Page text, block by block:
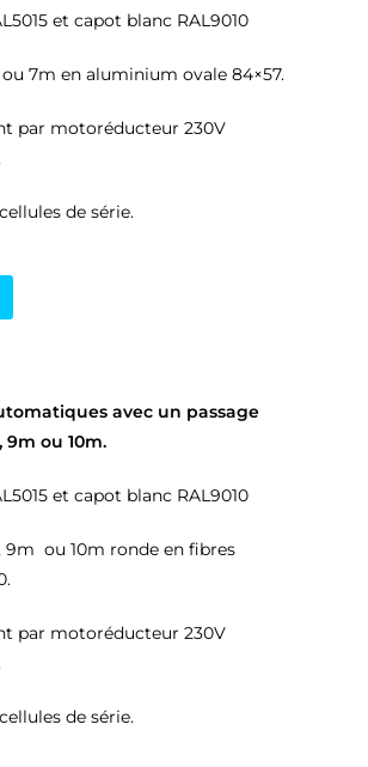
et capot blanc RAL9010
7m en aluminium ovale 84×57.
par motoréducteur 230V
de série.
avec un passage
ou 10m.
et capot blanc RAL9010
9m ou 10m ronde en fibres
par motoréducteur 230V
de série.